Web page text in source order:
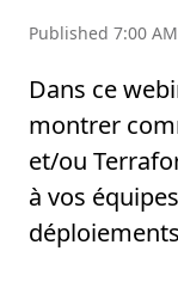
Published 7:00
Dans ce
montrer
et/ou
à vos